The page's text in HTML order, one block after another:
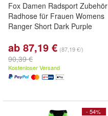
Fox Damen Radsport Zubehör
Radhose für Frauen Womens
Ranger Short Dark Purple
ab 87,19 € (87,19 €/)
90,39 €
Kostenloser Versand
- 54%